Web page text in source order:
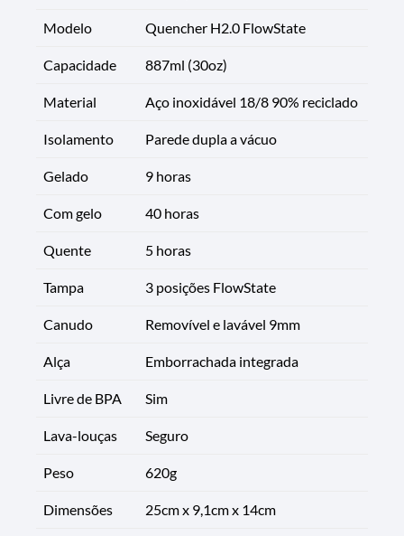
Modelo Quencher H2.0 FlowState
Capacidade 887ml (30oz)
Material Aço inoxidável 18/8 90% reciclado
Isolamento Parede dupla a vácuo
Gelado 9 horas
Com gelo 40 horas
Quente 5 horas
Tampa 3 posições FlowState
Canudo Removível e lavável 9mm
Alça Emborrachada integrada
Livre de BPA Sim
Lava-louças Seguro
Peso 620g
Dimensões 25cm x 9,1cm x 14cm